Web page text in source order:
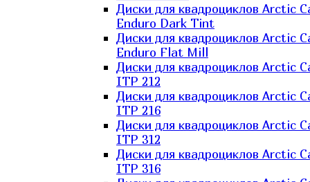
Диски для квадроциклов Arctic
Enduro Dark Tint
Диски для квадроциклов Arctic
Enduro Flat Mill
Диски для квадроциклов Arctic
ITP 212
Диски для квадроциклов Arctic
ITP 216
Диски для квадроциклов Arctic
ITP 312
Диски для квадроциклов Arctic
ITP 316